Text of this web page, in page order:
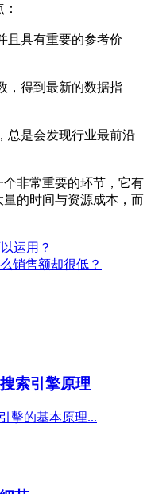
具有重要的参考价
得到最新的数据指
是会发现行业最前沿
非常重要的环节，它有
的时间与资源成本，而
运用？
销售额却很低？
索引擎原理
擊的基本原理...